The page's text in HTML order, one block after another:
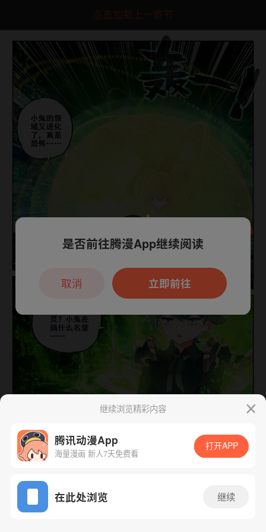
点击加载上一章节
App免费看
下一话 腾漫App免费看
继续浏览精彩内容
腾讯动漫App
海量漫画 新人7天免费看
打开APP
在此处浏览 继续
本章节仅支持App阅读，可打开App新用
户7天免费看
是否前往腾漫App继续阅读
立即前往
取消